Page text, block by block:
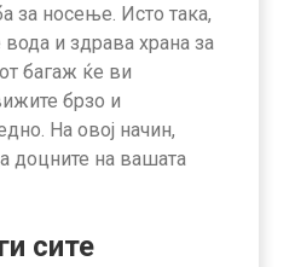
за носење. Исто така,
и здрава храна за
багаж ќе ви
брзо и
На овој начин,
доцните на вашата
сите